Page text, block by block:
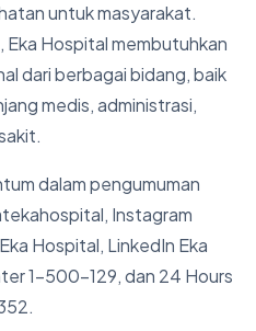
untuk masyarakat.
Eka Hospital membutuhkan
dari berbagai bidang, baik
medis, administrasi,
dalam pengumuman
Instagram
Hospital, LinkedIn Eka
1-500-129, dan 24 Hours